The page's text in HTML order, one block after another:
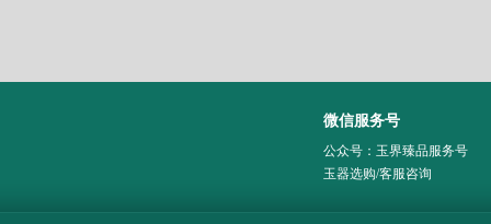
微信服务号
公众号：玉界臻品服务号
玉器选购/客服咨询